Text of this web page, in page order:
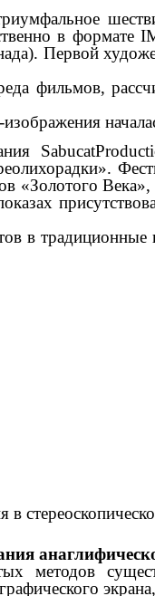
в формате
Первой
фильмов,
«Золотого
в традиционные
методов